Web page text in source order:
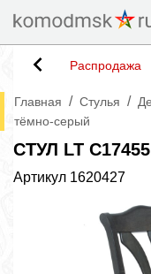
Распродажа
Главная / Стулья /
тёмно-серый
СТУЛ LT
Артикул 1620427